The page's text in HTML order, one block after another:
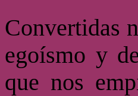
Convertidas
egoísmo y
que nos